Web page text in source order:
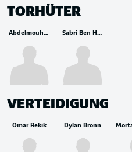
TORHÜTER
Abdelmouhib Chamakh Sabri Ben Hassen
VERTEIDIGUNG
Omar Rekik Dylan Bronn